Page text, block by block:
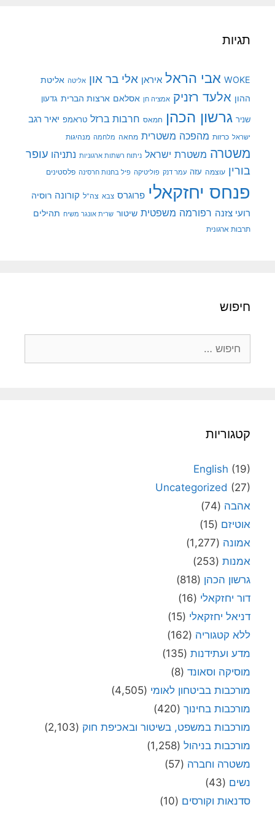
תגיות
WOKE אבי הראל איראן אלי בר און אליטה אליטת
ההון אלעד רזניק אמציה חן אסלאם ארצות הברית גדעון
שניר גרשון הכהן חמאס חרבות ברזל טראמפ יאיר רגב
ישראל כרזות מהפכה משטרית מחאה מלחמה מנהיגות
משטרה משטרת ישראל ניתוח רשתות ארגוניות נתניהו עופר
בורין עוצמה עזה עמר דנק פוליטיקה פיל בחנות חרסינה פלסטינים
פנחס יחזקאלי פרוגרס צבא צה"ל קורונה רוסיה
רועי צזנה רפורמה משפטית שיטור שרית אונגר משיח תהילים
תרבות ארגונית
חיפוש
קטגוריות
English (19)
Uncategorized (27)
אהבה (74)
אוטיזם (15)
אמונה (1,277)
אמנות (253)
גרשון הכהן (818)
דור יחזקאלי (16)
דניאל יחזקאלי (15)
ללא קטגוריה (162)
מדע ועתידנות (135)
מוסיקה וסאונד (8)
מורכבות בביטחון לאומי (4,505)
מורכבות בחינוך (420)
מורכבות במשפט, בשיטור ובאכיפת חוק (2,103)
מורכבות בניהול (1,258)
משטרה וחברה (57)
נשים (43)
סדנאות וקורסים (10)